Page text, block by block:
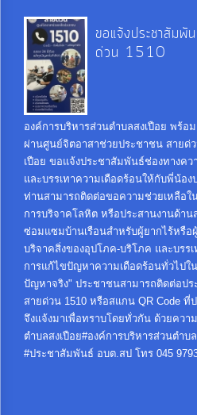
มาตรการ
ภายใน
ป้องกัน
การ
ทุจริต
การ
ส่ง
เสริม
ความ
โปร่งใส
ท้อง
ถิ่น
ของ
ขอแจ้งประชาสัมพั
ด่วน 1510
องค์การบริหารส่วนตำบลสงเปือย พร้อ
ผ่านศูนย์จิตอาสาช่วยประชาชน สายด่
เปือย ขอแจ้งประชาสัมพันธ์ช่องทางค
และบรรเทาความเดือดร้อนให้กับพี่น้อ
ท่านสามารถติดต่อขอความช่วยเหลือใ
การบริจาคโลหิต หรือประสานงานด้า
ซ่อมแซมบ้านเรือนสำหรับผู้ยากไร้หรือ
บริจาคสิ่งของอุปโภค-บริโภค และบรร
การแก้ไขปัญหาความเดือดร้อนทั่วไปใ
ปัญหาจริง" ประชาชนสามารถติดต่อปร
สายด่วน 1510 หรือสแกน QR Code ที่
จึงแจ้งมาเพื่อทราบโดยทั่วกัน ด้วยควา
ตำบลสงเปือย#องค์การบริหารส่วนตำ
#ประชาสัมพันธ์ อบต.สป โทร 045